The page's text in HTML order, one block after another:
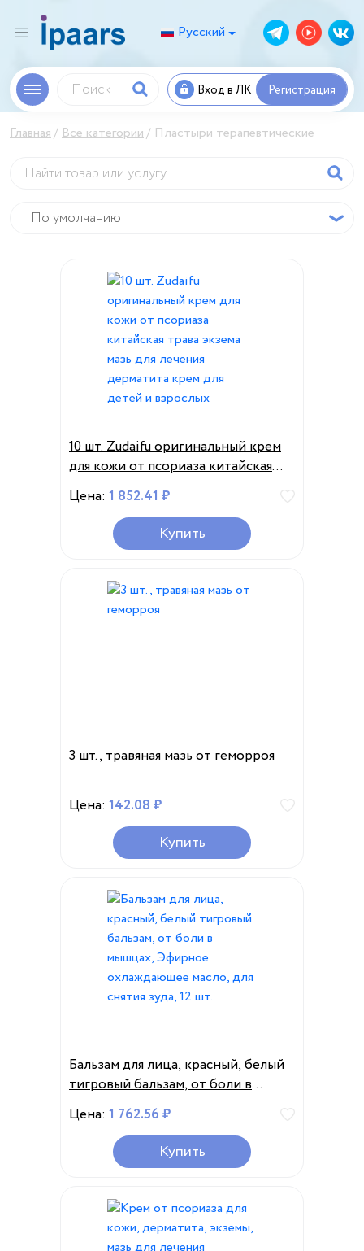
Русский
Вход в ЛК Регистрация
Главная Все категории Пластыри терапевтические
10 шт. Zudaifu оригинальный крем
для кожи от псориаза китайская
трава экзема мазь для лечения
дерматита крем для детей и
взрослых
Цена: 1 852.41 ₽
Купить
3 шт., травяная мазь от геморроя
Цена: 142.08 ₽
Купить
Бальзам для лица, красный, белый
тигровый бальзам, от боли в
мышцах, Эфирное охлаждающее
масло, для снятия зуда, 12 шт.
Цена: 1 762.56 ₽
Купить